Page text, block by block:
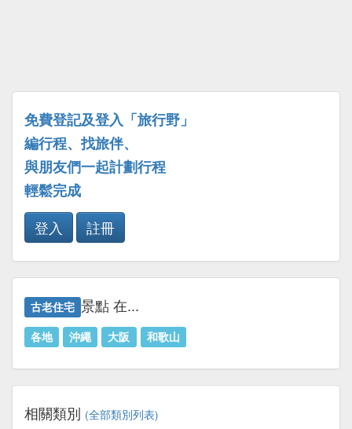
免費登記及登入「旅行野」
編行程、找旅伴、
與朋友們一起計劃行程
輕鬆完成
登入
註冊
古老住宅 景點 在...
各地 沖繩 大阪 和歌山
相關類別 (全部類別列表)